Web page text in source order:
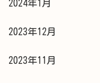
2024年1月
2023年12月
2023年11月